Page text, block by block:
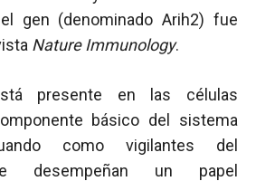
gen (denominado Arih2) fue
Nature Immunology.
presente en las células
básico del sistema
como vigilantes del
desempeñan un papel